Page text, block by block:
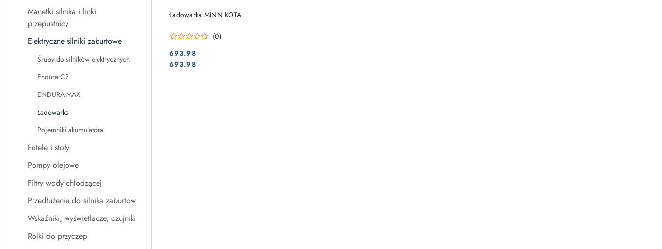
Manetki silnika i linki
przepustnicy
Elektryczne silniki zaburtowe
Śruby do silników elektrycznych
Endura C2
ENDURA MAX
Ładowarka
Pojemniki akumulatora
Fotele i stoły
Pompy olejowe
Filtry wody chłodzącej
Przedłużenie do silnika zaburtow
Wskaźniki, wyświetlacze, czujniki
Rolki do przyczep
Ładowarka MINN KOTA
(0)
Cena:
693.98
Cena:
693.98
PRODUKT NIEDOSTĘPNY